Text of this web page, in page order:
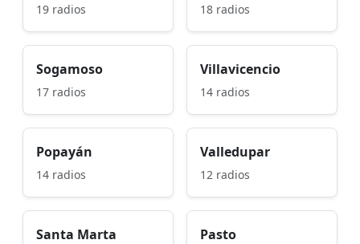
19 radios 18 radios
Sogamoso
17 radios
Villavicencio
14 radios
Popayán
14 radios
Valledupar
12 radios
Santa Marta Pasto